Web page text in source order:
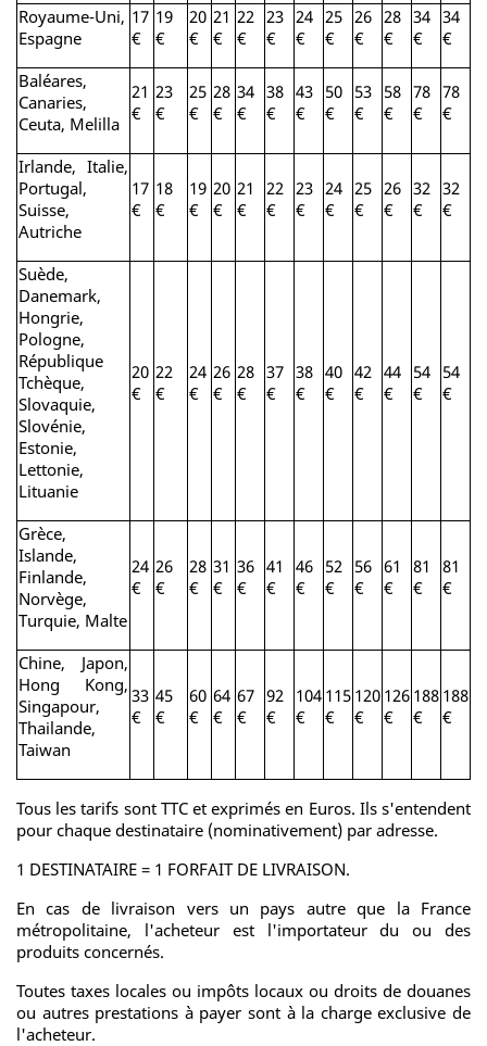
Royaume-Uni,
Espagne
17
€
19
€
20
€
21
€
22
€
23
€
24
€
25
€
26
€
28
€
34
€
34
€
Baléares,
Canaries,
Ceuta, Melilla
21
€
23
€
25
€
28
€
34
€
38
€
43
€
50
€
53
€
58
€
78
€
78
€
Irlande, Italie,
Portugal,
Suisse,
Autriche
17
€
18
€
19
€
20
€
21
€
22
€
23
€
24
€
25
€
26
€
32
€
32
€
Suède,
Danemark,
Hongrie,
Pologne,
République
Tchèque,
Slovaquie,
Slovénie,
Estonie,
Lettonie,
Lituanie
20
€
22
€
24
€
26
€
28
€
37
€
38
€
40
€
42
€
44
€
54
€
54
€
Grèce,
Islande,
Finlande,
Norvège,
Turquie, Malte
24
€
26
€
28
€
31
€
36
€
41
€
46
€
52
€
56
€
61
€
81
€
81
€
Chine, Japon,
Hong Kong,
Singapour,
Thailande,
Taiwan
33
€
45
€
60
€
64
€
67
€
92
€
104
€
115
€
120
€
126
€
188
€
188
€
Tous les tarifs sont TTC et exprimés en Euros. Ils s'entendent
pour chaque destinataire (nominativement) par adresse.
1 DESTINATAIRE = 1 FORFAIT DE LIVRAISON.
En cas de livraison vers un pays autre que la France
métropolitaine, l'acheteur est l'importateur du ou des
produits concernés.
Toutes taxes locales ou impôts locaux ou droits de douanes
ou autres prestations à payer sont à la charge exclusive de
l'acheteur.